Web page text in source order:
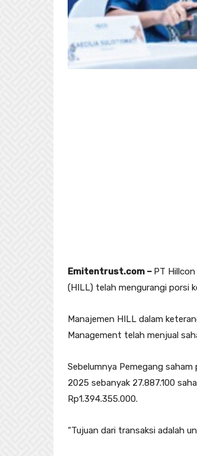
Emitentrust.com – PT
(HILL) telah mengurangi porsi
Manajemen HILL dalam
Management telah menjual
Sebelumnya Pemegang
2025 sebanyak 27.887.100
Rp1.394.355.000.
“Tujuan dari transaksi adalah